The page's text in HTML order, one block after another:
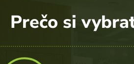
Prečo si